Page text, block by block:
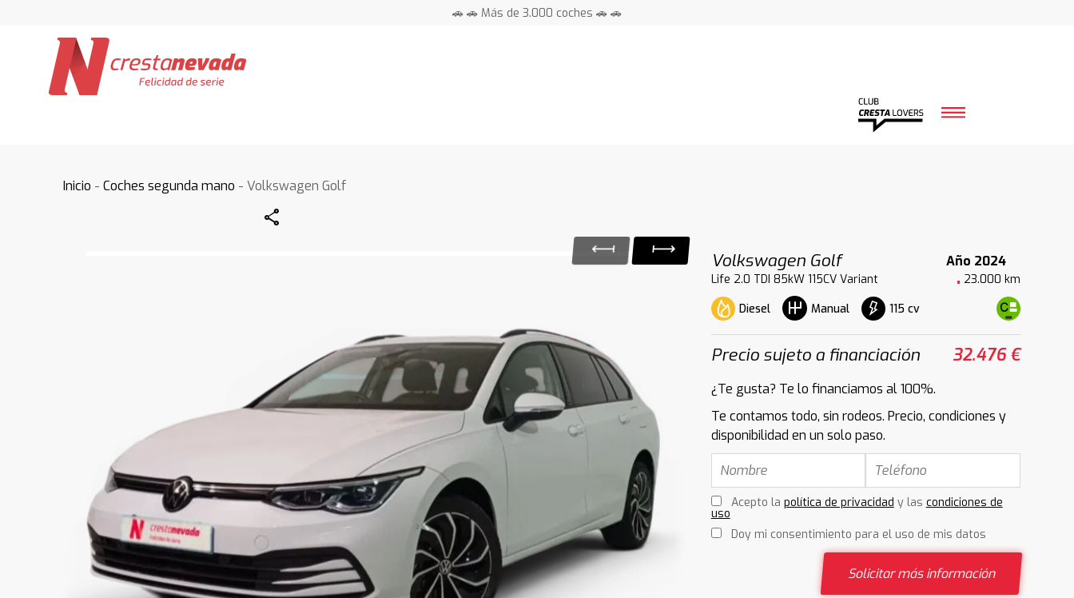
🚗 🚗 Más de 3.000 coches 🚗 🚗
Inicio -Coches segunda mano - Volkswagen Golf
Share
Volkswagen Golf
Año 2024
Life 2.0 TDI 85kW 115CV Variant
23.000 km
Diesel
Manual 115 cv
Precio sujeto a financiación 32.476 €
¿Te gusta? Te lo financiamos al 100%.
Te contamos todo, sin rodeos. Precio, condiciones y
disponibilidad en un solo paso.
Acepto la política de privacidad y las condiciones de
uso
Doy mi consentimiento para el uso de mis datos
Solicitar más información